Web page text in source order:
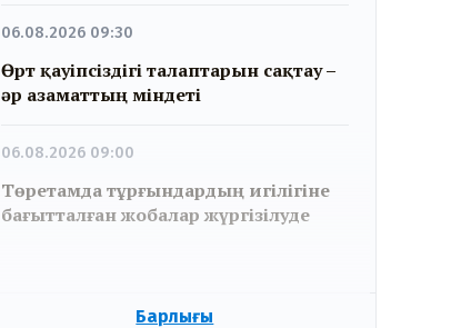
06.08.2026 09:30
Өрт қауіпсіздігі талаптарын сақтау –
әр азаматтың міндеті
06.08.2026 09:00
Төретамда тұрғындардың игілігіне
бағытталған жобалар жүргізілуде
Барлығы